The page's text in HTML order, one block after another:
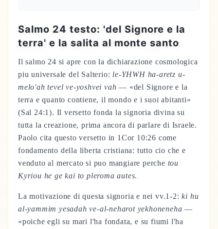
Salmo 24 testo: 'del Signore e la
terra' e la salita al monte santo
Il salmo 24 si apre con la dichiarazione cosmologica
piu universale del Salterio: le-YHWH ha-aretz u-
melo'ah tevel ve-yoshvei vah — «del Signore e la
terra e quanto contiene, il mondo e i suoi abitanti»
(Sal 24:1). Il versetto fonda la signoria divina su
tutta la creazione, prima ancora di parlare di Israele.
Paolo cita questo versetto in 1Cor 10:26 come
fondamento della liberta cristiana: tutto cio che e
venduto al mercato si puo mangiare perche tou
Kyriou he ge kai to pleroma autes.
La motivazione di questa signoria e nei vv.1-2:ki hu
al-yammim yesadah ve-al-neharot yekhoneneha —
«poiche egli su mari l'ha fondata, e su fiumi l'ha